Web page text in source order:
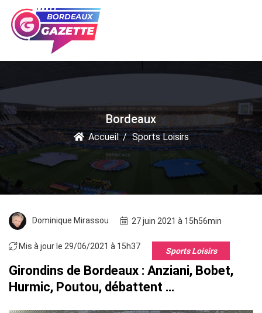
Bordeaux
Accueil Sports Loisirs
Dominique Mirassou 27 juin 2021 à 15h56min
Mis à jour le 29/06/2021 à 15h37 Sports Loisirs
Girondins de Bordeaux : Anziani, Bobet,
Hurmic, Poutou, débattent …